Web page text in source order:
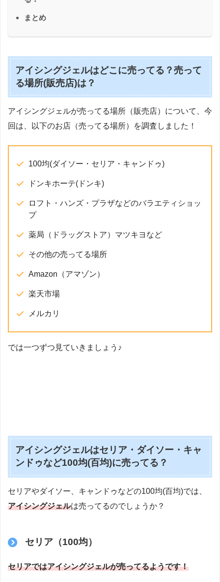
まとめ
アイシングジェルはどこに売ってる？売って
る場所(販売店)は？
アイシングジェルが売ってる場所（販売店）について、今
回は、以下のお店（売ってる場所）を調査しました！
100均(ダイソー・セリア・キャンドゥ)
ドンキホーテ(ドンキ)
ロフト・ハンズ・プラザなどのバラエティショッ
プ
薬局（ドラッグストア）マツキヨなど
その他の売ってる場所
Amazon（アマゾン）
楽天市場
メルカリ
では一つずつ見ていきましょう♪
アイシングジェルはセリア・ダイソー・キャ
ンドゥなど100均(百均)に売ってる？
セリアやダイソー、キャンドゥなどの100均(百均)では、
アイシングジェルは売ってるのでしょうか？
セリア（100均）
セリアではアイシングジェルが売ってるようです！